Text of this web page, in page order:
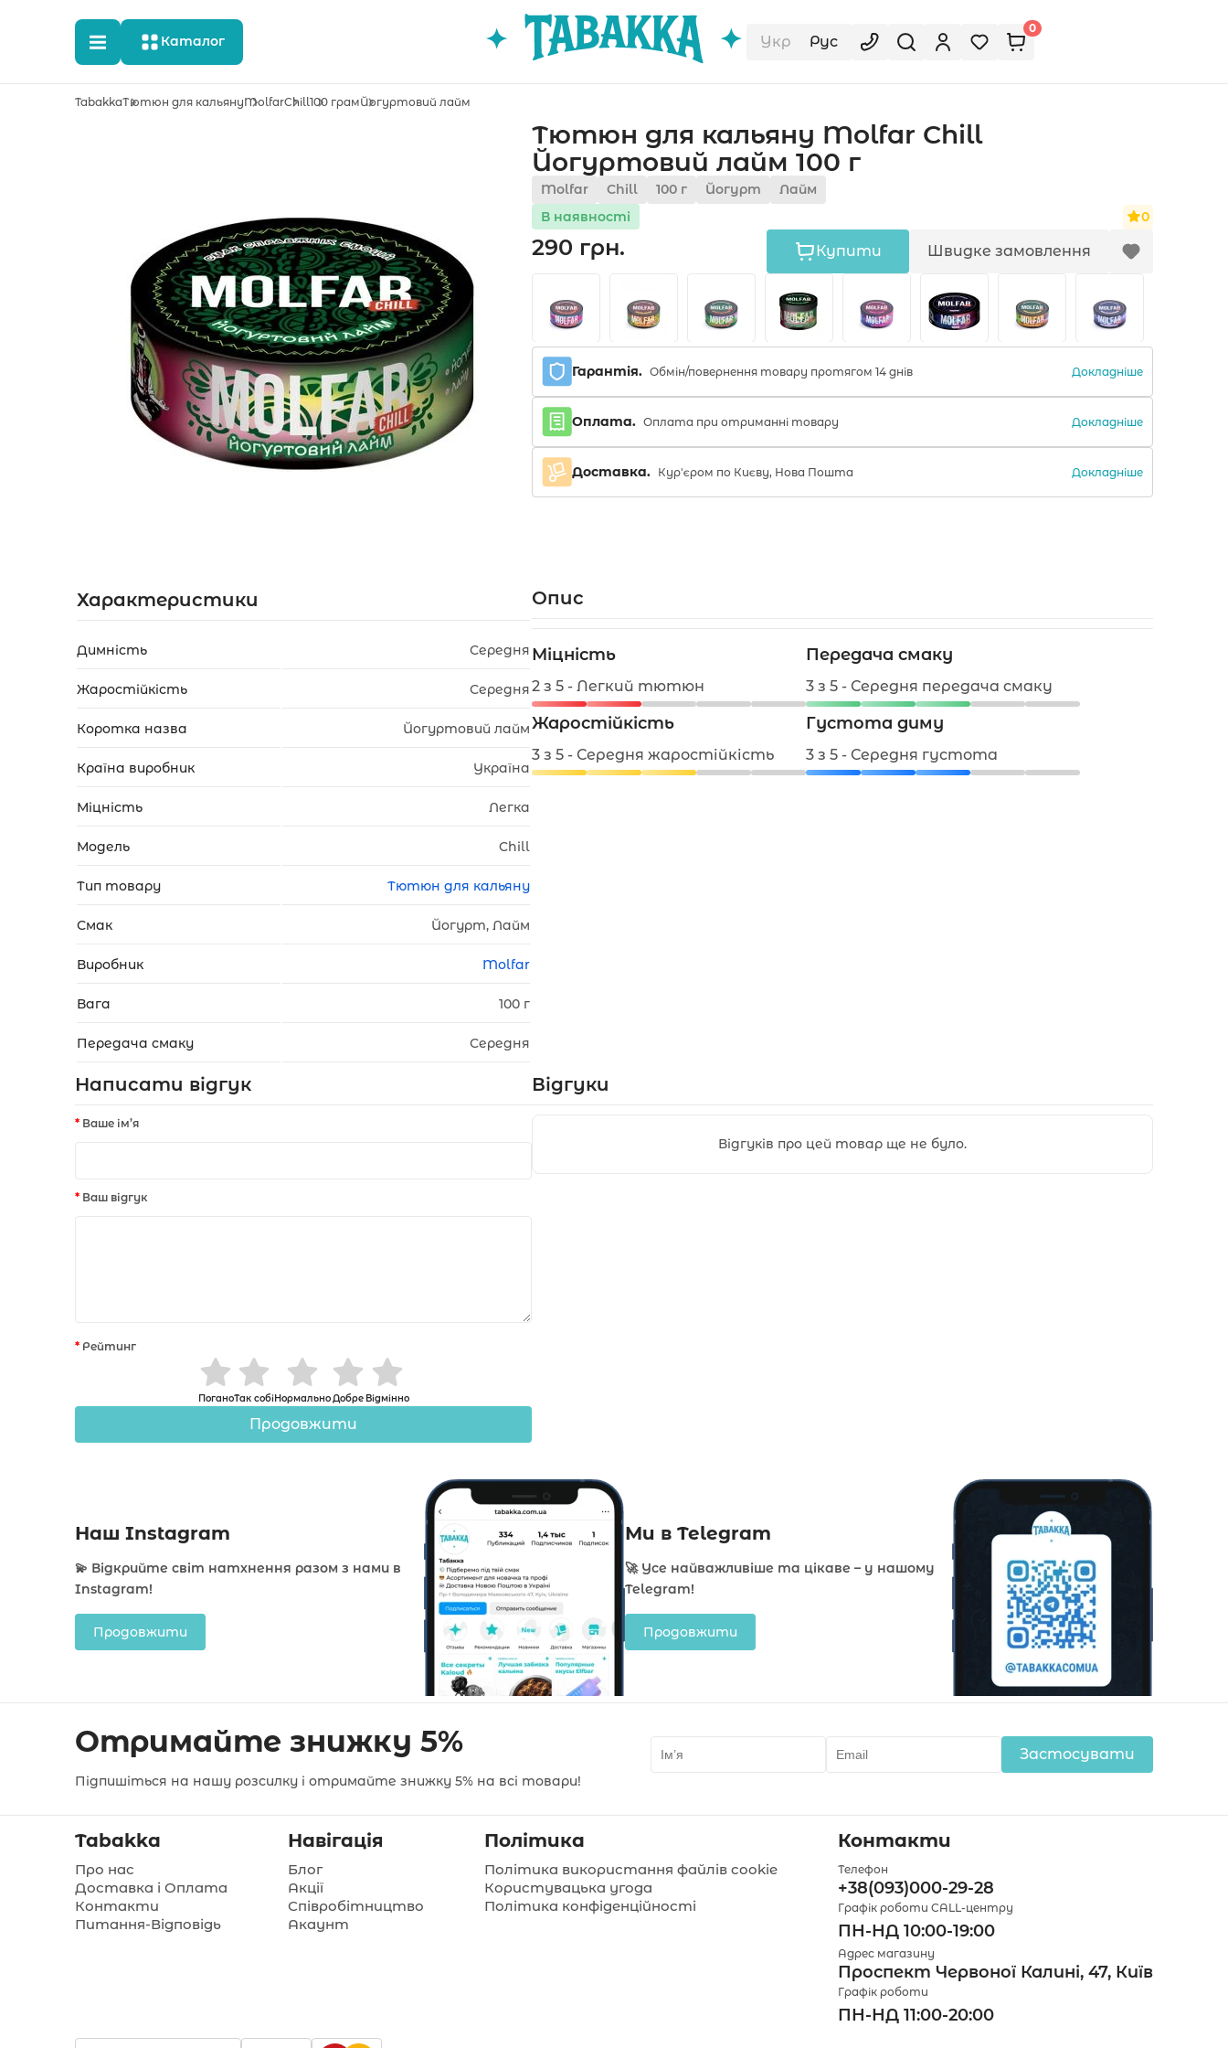
Каталог Укр Рус
0
TabakkaТютюн для кальянуMolfarChill100 грамЙогуртовий лайм
Тютюн для кальяну Molfar Chill
Йогуртовий лайм 100 г
Molfar Chill 100 г Йогурт
Лайм
В наявності
0
290 грн. Купити Швидке замовлення
Гарантія. Обмін/повернення товару протягом 14 днів Докладніше
Оплата. Оплата при отриманні товару Докладніше
Доставка. Кур'єром по Києву, Нова Пошта Докладніше
Характеристики
Димність Середня
Жаростійкість Середня
Коротка назва Йогуртовий лайм
Країна виробник Україна
Міцність Легка
Модель Chill
Тип товару Тютюн для кальяну
Смак Йогурт, Лайм
Виробник Molfar
Вага 100 г
Передача смаку Середня
Опис
Міцність
2 з 5 - Легкий тютюн
Передача смаку
3 з 5 - Середня передача смаку
Жаростійкість
3 з 5 - Середня жаростійкість
Густота диму
3 з 5 - Середня густота
Написати відгук
Ваше ім’я
Ваш відгук
Рейтинг
ПоганоТак собіНормальноДобре Відмінно
Продовжити
Відгуки
Відгуків про цей товар ще не було.
Наш Instagram
💫 Відкрийте світ натхнення разом з нами в
Instagram!
Продовжити
Ми в Telegram
🚀 Усе найважливіше та цікаве – у нашому
Telegram!
Продовжити
Отримайте знижку 5%
Підпишіться на нашу розсилку і отримайте знижку 5% на всі товари!
Застосувати
Tabakka
Про нас
Доставка і Оплата
Контакти
Питання-Відповідь
Навігація
Блог
Акції
Співробітництво
Акаунт
Політика
Політика використання файлів cookie
Користувацька угода
Політика конфіденційності
Контакти
Телефон
+38(093)000-29-28
Графік роботи CALL-центру
ПН-НД 10:00-19:00
Адрес магазину
Проспект Червоної Калині, 47, Київ
Графік роботи
ПН-НД 11:00-20:00